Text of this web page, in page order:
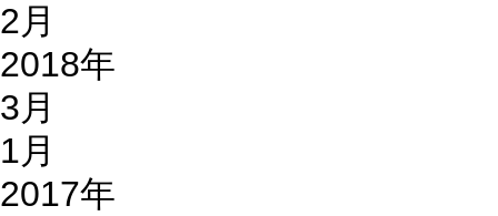
2月
2018年
3月
1月
2017年